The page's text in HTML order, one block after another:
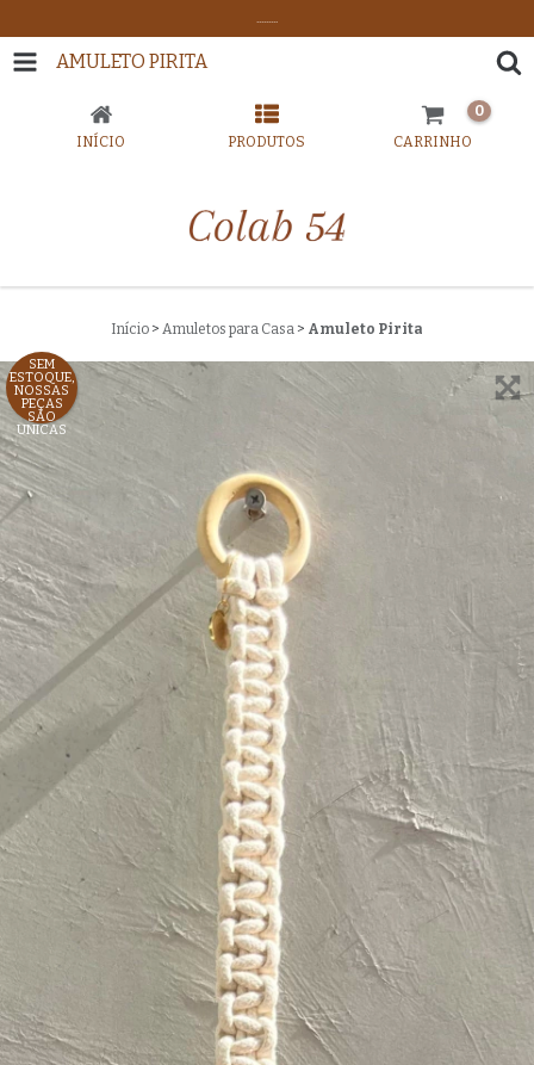
.........
AMULETO PIRITA
INÍCIO PRODUTOS CARRINHO
0
Início > Amuletos para Casa > Amuleto Pirita
SEM
ESTOQUE,
NOSSAS
PEÇAS
SÃO
UNICAS